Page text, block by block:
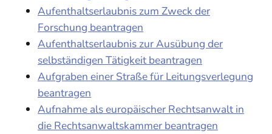
Aufenthaltserlaubnis zum Zweck der
Forschung beantragen
Aufenthaltserlaubnis zur Ausübung der
selbständigen Tätigkeit beantragen
Aufgraben einer Straße für Leitungsverlegung
beantragen
Aufnahme als europäischer Rechtsanwalt in
die Rechtsanwaltskammer beantragen